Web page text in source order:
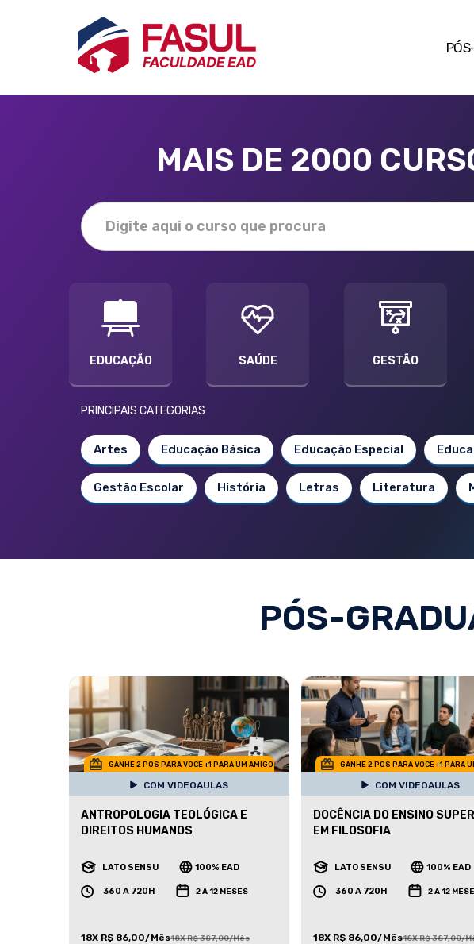
MAIS DE 2000
EDUCAÇÃO SAÚDE GESTÃO
PRINCIPAIS CATEGORIAS
Artes Educação Básica Educação Especial
Gestão Escolar História Letras Literatura
PÓS-
GANHE 2 POS PARA VOCE +1 PARA UM AMIGO
COM VIDEOAULAS
ANTROPOLOGIA TEOLÓGICA E
DIREITOS HUMANOS
LATO SENSU 100% EAD
360 A 720H 2 A 12 MESES
18X R$ 86,00/Mês18X R$ 387,00/Mês
GANHE 2 POS PARA VOCE +1 PARA
COM VIDEOAULAS
DOCÊNCIA DO ENSINO
EM FILOSOFIA
LATO SENSU 100% EAD
360 A 720H 2 A 12
18X R$ 86,00/Mês18X R$ 387,00/